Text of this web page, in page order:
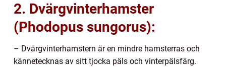
2. Dvärgvinterhamster
(Phodopus sungorus):
– Dvärgvinterhamstern är en mindre hamsterras och
kännetecknas av sitt tjocka päls och vinterpälsfärg.